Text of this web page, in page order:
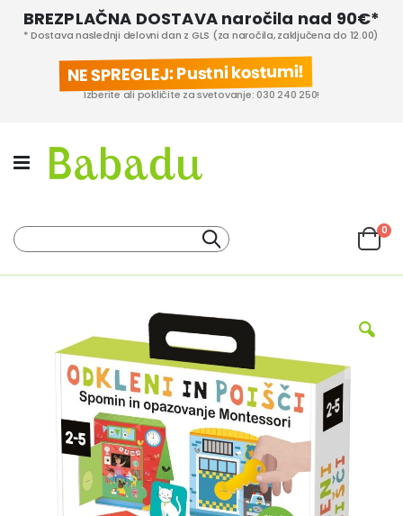
BREZPLAČNA DOSTAVA naročila nad 90€*
* Dostava naslednji delovni dan z GLS (za naročila, zaključena do 12.00)
NE SPREGLEJ: Pustni kostumi!
Izberite ali pokličite za svetovanje: 030 240 250!
Iskanje
Cart
0izd.